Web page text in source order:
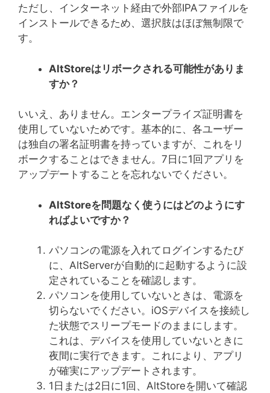
ただし、インターネット経由で外部IPAファイルを
インストールできるため、選択肢はほぼ無制限で
す。
AltStoreはリボークされる可能性がありま
すか？
いいえ、ありません。エンタープライズ証明書を
使用していないためです。基本的に、各ユーザー
は独自の署名証明書を持っていますが、これをリ
ボークすることはできません。7日に1回アプリを
アップデートすることを忘れないでください。
AltStoreを問題なく使うにはどのようにす
ればよいですか？
パソコンの電源を入れてログインするたび
に、AltServerが自動的に起動するように設
定されていることを確認します。
パソコンを使用していないときは、電源を
切らないでください。iOSデバイスを接続し
た状態でスリープモードのままにします。
これは、デバイスを使用していないときに
夜間に実行できます。これにより、アプリ
が確実にアップデートされます。
1日または2日に1回、AltStoreを開いて確認